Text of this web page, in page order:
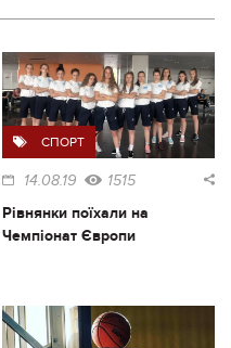
СПОРТ
14.08.19 1515
Рівнянки поїхали на
Чемпіонат Європи